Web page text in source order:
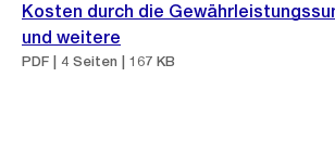
Kosten durch die
und weitere
PDF | 4 Seiten | 167 KB